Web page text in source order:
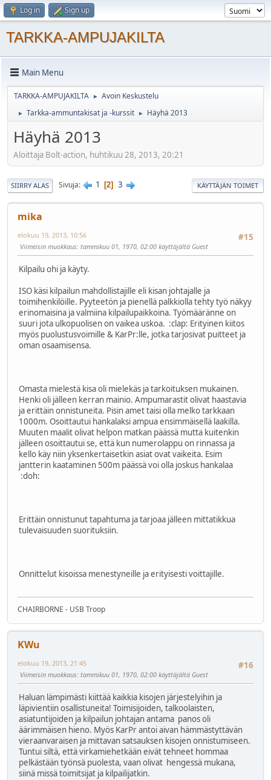
Log in Sign up
TARKKA-AMPUJAKILTA
Main Menu
TARKKA-AMPUJAKILTA ► Avoin Keskustelu
► Tarkka-ammuntakisat ja -kurssit ► Häyhä 2013
Häyhä 2013
Aloittaja Bolt-action, huhtikuu 28, 2013, 20:21
SIIRRY ALAS Sivuja 1 2 3 KÄYTTÄJÄN TOIMET
mika
#15
elokuu 19, 2013, 10:56
Viimeisin muokkaus: tammikuu 01, 1970, 02:00 käyttäjältä Guest
Kilpailu ohi ja käyty.
ISO käsi kilpailun mahdollistajille eli kisan johtajalle ja
toimihenkilöille. Pyyteetön ja pienellä palkkiolla tehty työ näkyy
erinomaisina ja valmiina kilpailupaikkoina. Työmääränne on
suuri jota ulkopuolisen on vaikea uskoa. :clap: Erityinen kiitos
myös puolustusvoimille & KarPr:lle, jotka tarjosivat puitteet ja
oman osaamisensa.
Omasta mielestä kisa oli mielekäs ja tarkoituksen mukainen.
Henki oli jälleen kerran mainio. Ampumarastit olivat haastavia
ja erittäin onnistuneita. Pisin amet taisi olla melko tarkkaan
1000m. Osoittautui hankalaksi ampua ensimmäisellä laakilla.
Muuten maalit olivat helpon matkan päässä mutta kuitenkin
jälleen osoittautui se, että kun numerolappu on rinnassa ja
kello käy niin yksenkertaisetkin asiat ovat vaikeita. Esim
jantterin kaataminen 500m päässä voi olla joskus hankalaa
:doh:
Erittäin onnistunut tapahtuma ja tarjoaa jälleen mittatikkua
tulevaisuuden suorituksiin.
Onnittelut kisoissa menestyneille ja erityisesti voittajille.
CHAIRBORNE - USB Troop
KWu
#16
elokuu 19, 2013, 21:45
Viimeisin muokkaus: tammikuu 01, 1970, 02:00 käyttäjältä Guest
Haluan lämpimästi kiittää kaikkia kisojen järjestelyihin ja
läpivientiin osallistuneita! Toimisijoiden, talkoolaisten,
asiatuntijoiden ja kilpailun johtajan antama panos oli
äärimmäisen hieno. Myös KarPr antoi aivan hämmästyttävän
vieraanvaraisen ja mittavan satsauksen kisojen onnistumiseen.
Tuntui siltä, että virkamiehetkään eivät tehneet hommaa
pelkästään työnsä puolesta, vaan olivat hengessä mukana,
siinä missä toimitsijat ja kilpailijatkin.